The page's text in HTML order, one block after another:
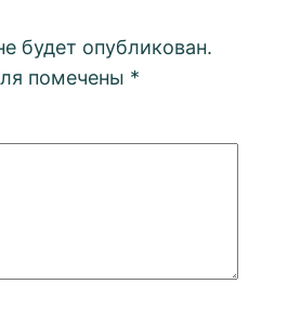
будет опубликован.
помечены *